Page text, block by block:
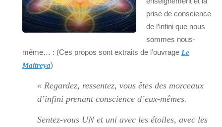
prise de conscience
de l’infini que nous
sommes nous-
même… : (Ces propos sont extraits de l’ouvrage Le
Maitreya)
« Regardez, ressentez, vous êtes des morceaux
d’infini prenant conscience d’eux-mêmes.
Sentez-vous UN et uni avec les étoiles, avec les